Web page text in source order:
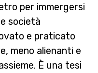
per immergersi
società
e praticato
meno alienanti e
È una tesi